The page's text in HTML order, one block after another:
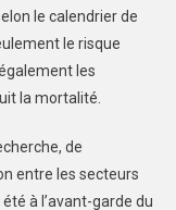
le calendrier de
le risque
les
la mortalité.
de
entre les secteurs
à l’avant-garde du